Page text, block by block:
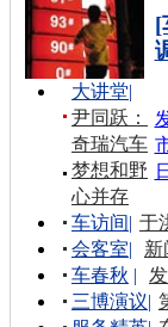
[
大讲堂|
尹同跃：
奇瑞汽车
梦想和野
心并存
车访间| 于
会客室|
新
车春秋 |
三博演议|